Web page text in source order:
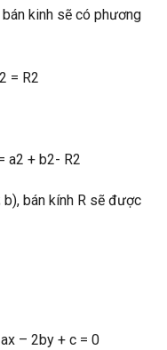
kinh sẽ có phương
= R2
+ b2- R2
bán kính R sẽ được
– 2by + c = 0